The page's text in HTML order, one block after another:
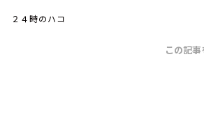
２４時のハコ
この記